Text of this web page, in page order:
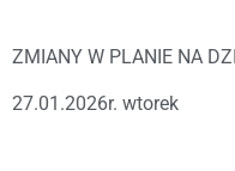
ZMIANY W PLANIE NA
27.01.2026r. wtorek